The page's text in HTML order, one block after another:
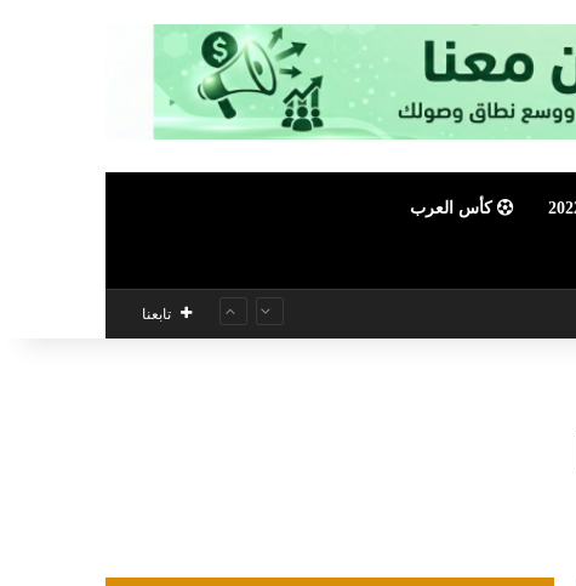
كأس العرب
تابعنا